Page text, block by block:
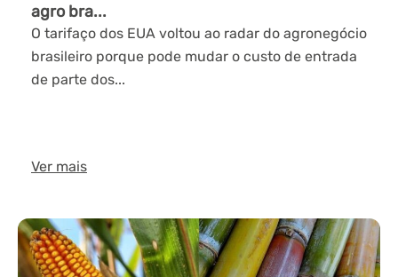
agro bra...
O tarifaço dos EUA voltou ao radar do agronegócio
brasileiro porque pode mudar o custo de entrada
de parte dos...
Ver mais